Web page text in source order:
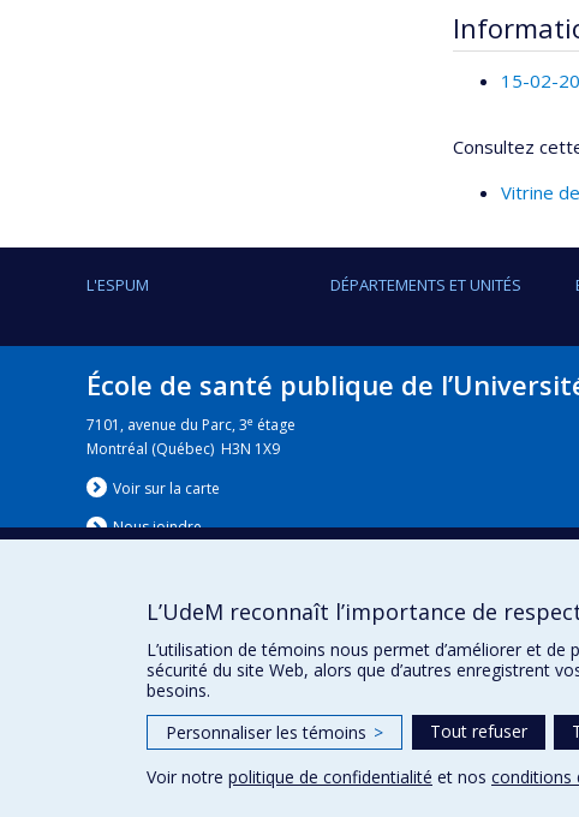
15-02-
Consultez
Vitrine
L'ESPUM DÉPARTEMENTS ET UNITÉS
École de santé publique de
7101, avenue du Parc, 3e étage
Montréal (Québec) H3N 1X9
Voir sur la carte
Nous joindre
Nouvelles |Événement
Confidentialité Conditions d’utilisation Paramètres des
L’UdeM reconnaît l’importance de
L’utilisation de témoins nous permet d’améliorer et
sécurité du site Web, alors que d’autres enregistrent
besoins.
Personnaliser les témoins > Tout refuser
Voir notre politique de confidentialité et nos conditions